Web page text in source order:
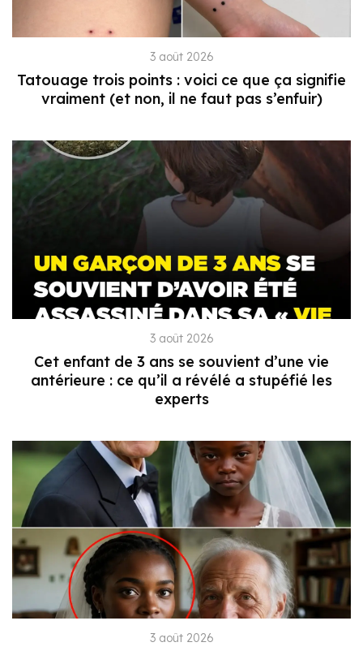
3 août 2026
Tatouage trois points : voici ce que ça signifie
vraiment (et non, il ne faut pas s’enfuir)
3 août 2026
Cet enfant de 3 ans se souvient d’une vie
antérieure : ce qu’il a révélé a stupéfié les
experts
3 août 2026